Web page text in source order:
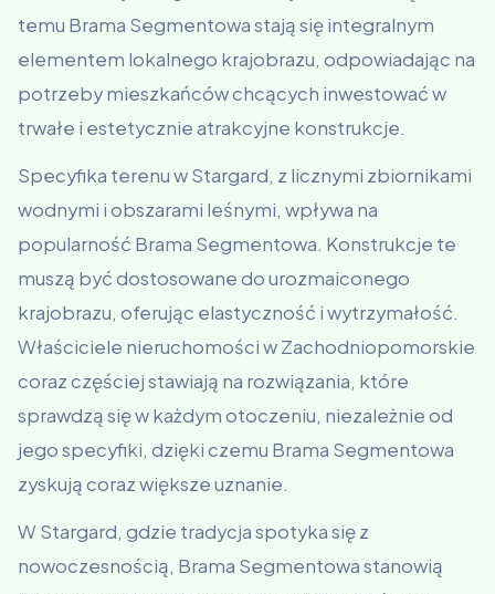
temu Brama Segmentowa stają się integralnym
elementem lokalnego krajobrazu, odpowiadając na
potrzeby mieszkańców chcących inwestować w
trwałe i estetycznie atrakcyjne konstrukcje.
Specyfika terenu w Stargard, z licznymi zbiornikami
wodnymi i obszarami leśnymi, wpływa na
popularność Brama Segmentowa. Konstrukcje te
muszą być dostosowane do urozmaiconego
krajobrazu, oferując elastyczność i wytrzymałość.
Właściciele nieruchomości w Zachodniopomorskie
coraz częściej stawiają na rozwiązania, które
sprawdzą się w każdym otoczeniu, niezależnie od
jego specyfiki, dzięki czemu Brama Segmentowa
zyskują coraz większe uznanie.
W Stargard, gdzie tradycja spotyka się z
nowoczesnością, Brama Segmentowa stanowią